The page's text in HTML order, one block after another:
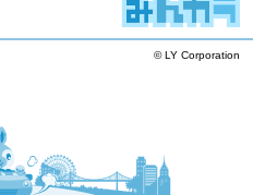
© LY Corporation